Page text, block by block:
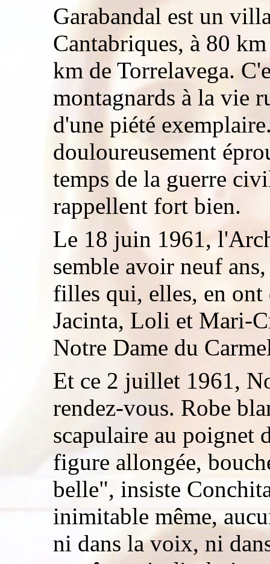
Garabandal est un
Cantabriques, à 80
km de Torrelavega.
montagnards à la vie
d'une piété
douloureusement
temps de la guerre
rappellent fort bien.
Le 18 juin 1961,
semble avoir neuf
filles qui, elles, en ont
Jacinta, Loli et Mari-
Notre Dame du
Et ce 2 juillet 1961,
rendez-vous. Robe
scapulaire au poignet
figure allongée,
belle", insiste
inimitable même,
ni dans la voix, ni